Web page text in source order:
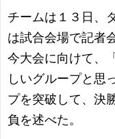
チームは１３日、
は試合会場で記者
今大会に向けて、
しいグループと思
プを突破して、決
負を述べた。